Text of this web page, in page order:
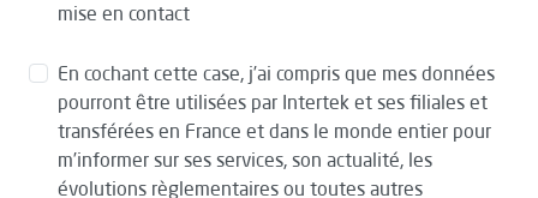
mise en contact
En cochant cette case, j’ai compris que mes données
pourront être utilisées par Intertek et ses filiales et
transférées en France et dans le monde entier pour
m’informer sur ses services, son actualité, les
évolutions règlementaires ou toutes autres